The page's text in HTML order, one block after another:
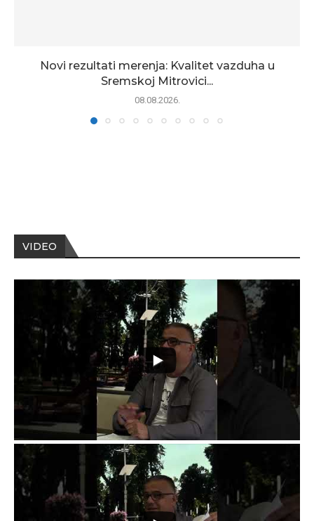
Novi rezultati merenja: Kvalitet vazduha u
Sremskoj Mitrovici...
08.08.2026.
VIDEO